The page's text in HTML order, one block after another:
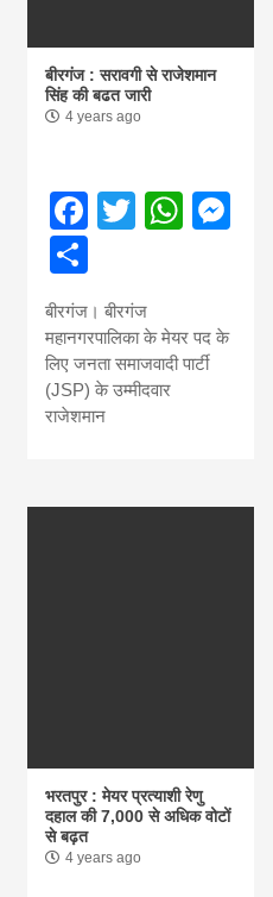
बीरगंज : सरावगी से राजेशमान
सिंह की बढत जारी
4 years ago
Facebook
Twitter
बीरगंज। बीरगंज
महानगरपालिका के मेयर पद के
लिए जनता समाजवादी पार्टी
(JSP) के उम्मीदवार
राजेशमान
भरतपुर : मेयर प्रत्याशी रेणु
दहाल की 7,000 से अधिक वोटों
से बढ़त
4 years ago